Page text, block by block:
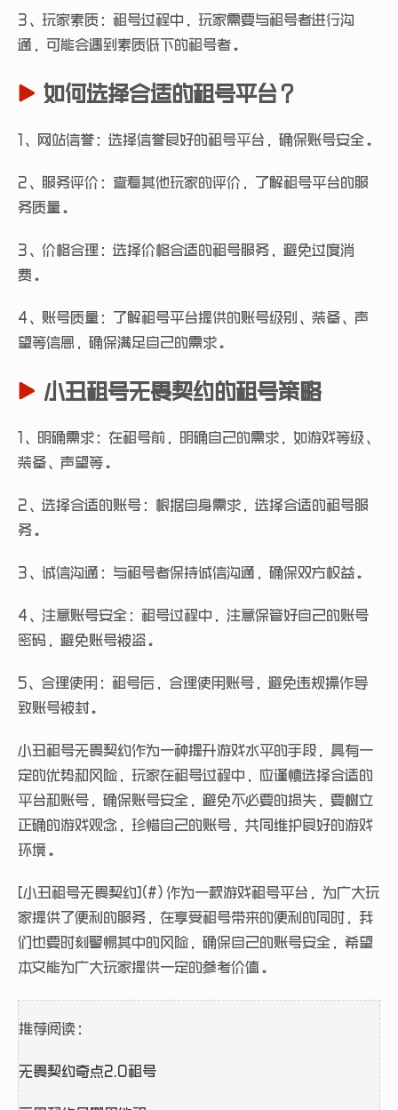
3、玩家素质：租号过程中，玩家需要与租号者进行沟
通，可能会遇到素质低下的租号者。
如何选择合适的租号平台？
1、网站信誉：选择信誉良好的租号平台，确保账号安全。
2、服务评价：查看其他玩家的评价，了解租号平台的服
务质量。
3、价格合理：选择价格合适的租号服务，避免过度消
费。
4、账号质量：了解租号平台提供的账号级别、装备、声
望等信息，确保满足自己的需求。
小丑租号无畏契约的租号策略
1、明确需求：在租号前，明确自己的需求，如游戏等级、
装备、声望等。
2、选择合适的账号：根据自身需求，选择合适的租号服
务。
3、诚信沟通：与租号者保持诚信沟通，确保双方权益。
4、注意账号安全：租号过程中，注意保管好自己的账号
密码，避免账号被盗。
5、合理使用：租号后，合理使用账号，避免违规操作导
致账号被封。
小丑租号无畏契约作为一种提升游戏水平的手段，具有一
定的优势和风险，玩家在租号过程中，应谨慎选择合适的
平台和账号，确保账号安全，避免不必要的损失，要树立
正确的游戏观念，珍惜自己的账号，共同维护良好的游戏
环境。
[小丑租号无畏契约](#) 作为一款游戏租号平台，为广大玩
家提供了便利的服务，在享受租号带来的便利的同时，我
们也要时刻警惕其中的风险，确保自己的账号安全，希望
本文能为广大玩家提供一定的参考价值。
推荐阅读：
无畏契约奇点2.0租号